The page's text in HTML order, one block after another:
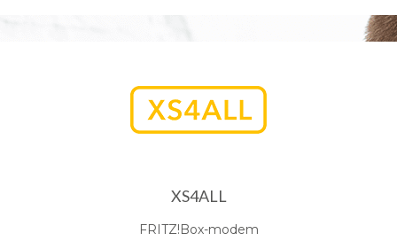
XS4ALL
FRITZ!Box-modem